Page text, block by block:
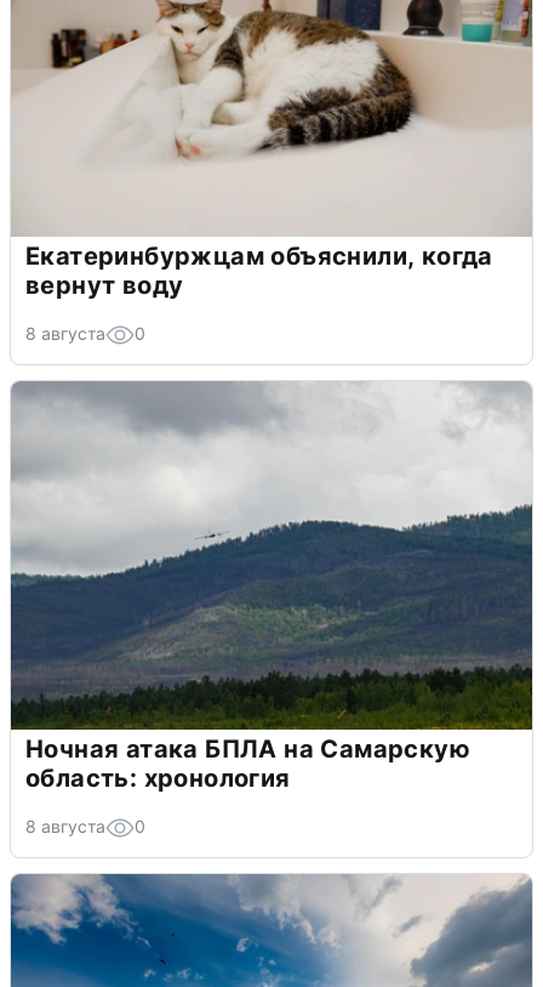
Екатеринбуржцам объяснили, когда
вернут воду
8 августа 0
Ночная атака БПЛА на Самарскую
область: хронология
8 августа 0